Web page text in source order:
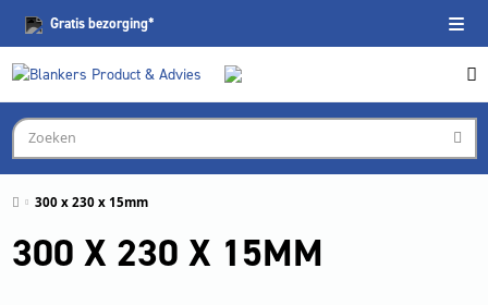
Gratisbezorging*
300 x 230 x 15mm
300 X 230 X 15MM